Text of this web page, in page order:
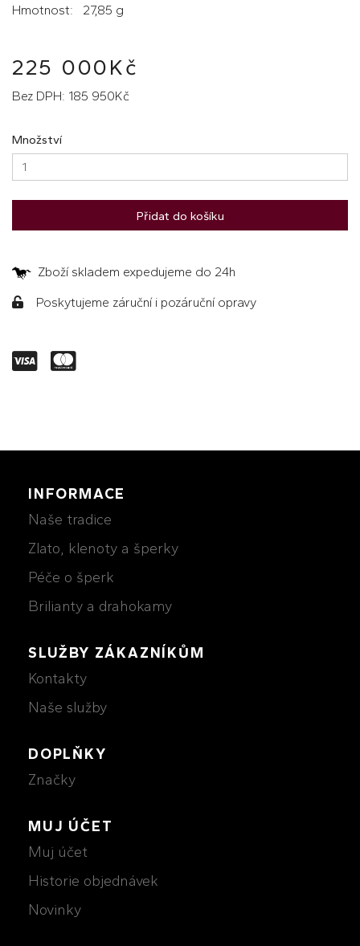
Hmotnost: 27,85 g
225 000Kč
Bez DPH: 185 950Kč
Množství
Přidat do košíku
Zboží skladem expedujeme do 24h
Poskytujeme záruční i pozáruční opravy
INFORMACE
Naše tradice
Zlato, klenoty a šperky
Péče o šperk
Brilianty a drahokamy
SLUŽBY ZÁKAZNÍKŮM
Kontakty
Naše služby
DOPLŇKY
Značky
MUJ ÚČET
Muj účet
Historie objednávek
Novinky